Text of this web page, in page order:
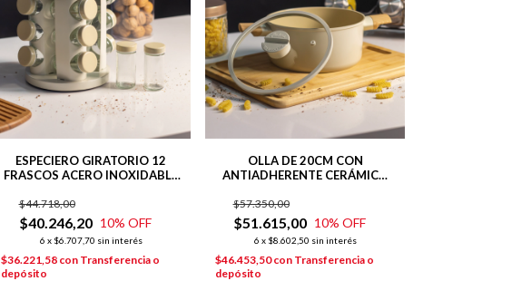
ESPECIERO GIRATORIO 12
FRASCOS ACERO INOXIDABLE
$40.246,20
$44.718,00
10% OFF
6 x $6.707,70 sin interés
$36.221,58 con Transferencia o
depósito
OLLA DE 20CM CON
ANTIADHERENTE CERÁMICO
INDUCCIÓN
$51.615,00
$57.350,00
10% OFF
6 x $8.602,50 sin interés
$46.453,50con Transferencia o
depósito